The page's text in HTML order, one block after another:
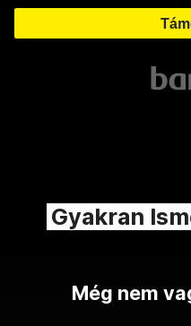
Gyakran
Még nem